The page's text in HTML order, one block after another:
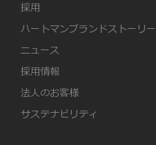
採用
ハートマンブランドストーリー
ニュース
採用情報
法人のお客様
サステナビリティ